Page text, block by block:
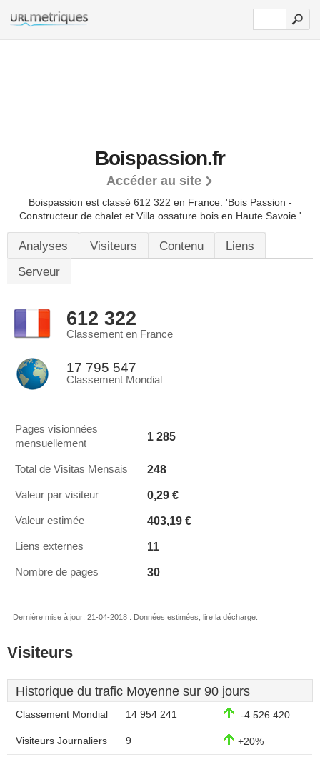
Boispassion.fr
Accéder au site
Boispassion est classé 612 322 en France. 'Bois Passion -
Constructeur de chalet et Villa ossature bois en Haute Savoie.'
Analyses Visiteurs Contenu
Liens
Serveur
612 322
Classement en France
17 795 547
Classement Mondial
Pages visionnées
mensuellement
1 285
Total de Visitas Mensais 248
Valeur par visiteur 0,29 €
Valeur estimée 403,19 €
Liens externes 11
Nombre de pages 30
Dernière mise à jour: 21-04-2018 . Données estimées, lire la décharge.
Visiteurs
Historique du trafic Moyenne sur 90 jours
Classement Mondial 14 954 241 -4 526 420
Visiteurs Journaliers 9 +20%